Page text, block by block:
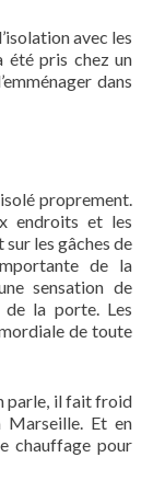
avec les
été pris chez un
dans
proprement.
endroits et les
les gâches de
de la
sensation de
de la porte. Les
de toute
parle, il fait froid
Marseille. Et en
chauffage pour